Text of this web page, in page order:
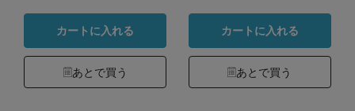
カートに入れる
あとで買う
カートに入れる
あとで買う